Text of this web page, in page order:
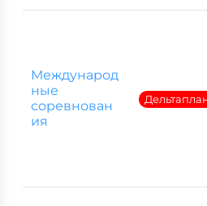
Международ
ные
соревнован
ия